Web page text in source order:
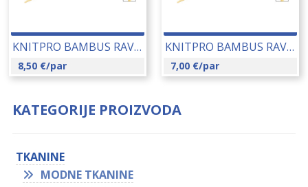
KNITPRO BAMBUS RAVNE IGLE 6.50 MM (22362) 14187
8,50 €/par
KNITPRO BAMBUS RAVNE IGLE 2.00 MM (22351) 14178
7,00 €/par
KATEGORIJE PROIZVODA
TKANINE
MODNE TKANINE